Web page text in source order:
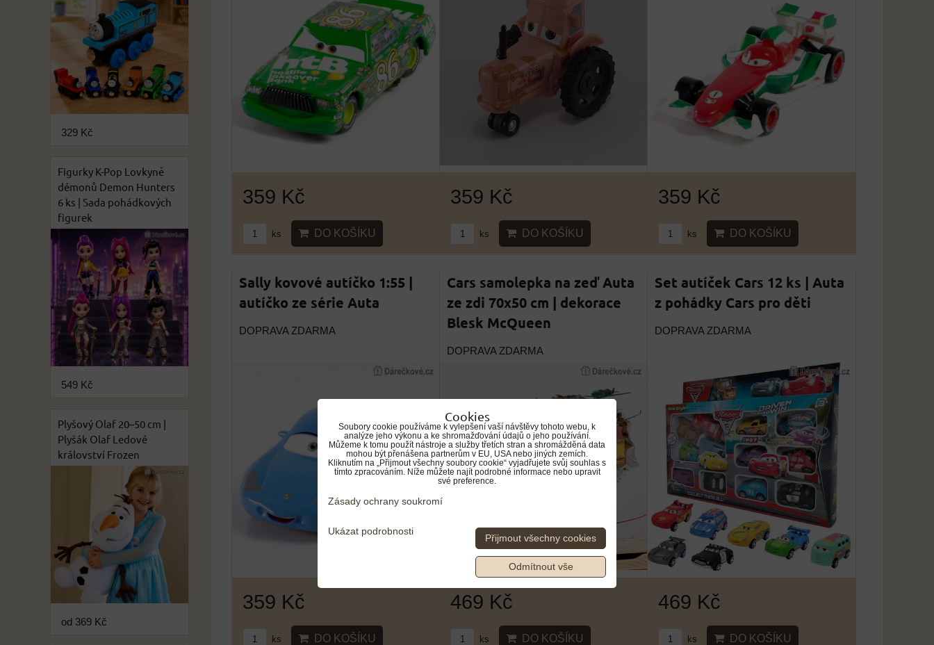
359 Kč
ks DO KOŠÍKU
359 Kč
ks DO KOŠÍKU
359 Kč
ks DO KOŠÍKU
Sally kovové autíčko 1:55 |
autíčko ze série Auta
DOPRAVA ZDARMA
359 Kč
ks DO KOŠÍKU
Cars samolepka na zeď Auta
ze zdi 70x50 cm | dekorace
Blesk McQueen
DOPRAVA ZDARMA
469 Kč
ks DO KOŠÍKU
Set autíček Cars 12 ks | Auta
z pohádky Cars pro děti
DOPRAVA ZDARMA
469 Kč
ks DO KOŠÍKU
329 Kč
Figurky K-Pop Lovkyně
démonů Demon Hunters
6 ks | Sada pohádkových
figurek
549 Kč
Plyšový Olaf 20–50 cm |
Plyšák Olaf Ledové
království Frozen
od 369 Kč
Cookies
Soubory cookie používáme k vylepšení vaší návštěvy tohoto webu, k
analýze jeho výkonu a ke shromažďování údajů o jeho používání.
Můžeme k tomu použít nástroje a služby třetích stran a shromážděná data
mohou být přenášena partnerům v EU, USA nebo jiných zemích.
Kliknutím na „Přijmout všechny soubory cookie“ vyjadřujete svůj souhlas s
tímto zpracováním. Níže můžete najít podrobné informace nebo upravit
své preference.
Zásady ochrany soukromí
Ukázat podrobnosti
Přijmout všechny cookies
Odmítnout vše